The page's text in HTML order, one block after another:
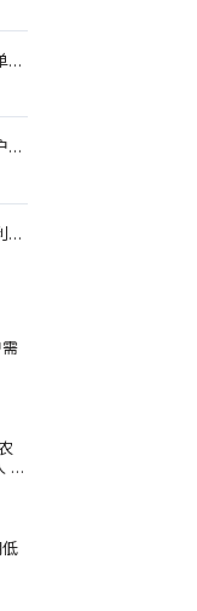
美股盘前交易是什么？交易时间、下单规则与风险教你一次看懂
CFD交易账户是什么？开户流程、账户类型与交易风险一次看懂
毛利公式怎么算？一文看懂毛利、毛利率与企业赚钱能力
预